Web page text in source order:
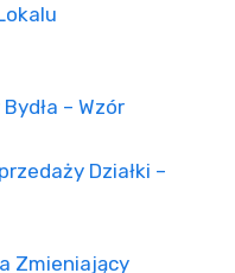
– Wzór
Działki –
Zmieniający